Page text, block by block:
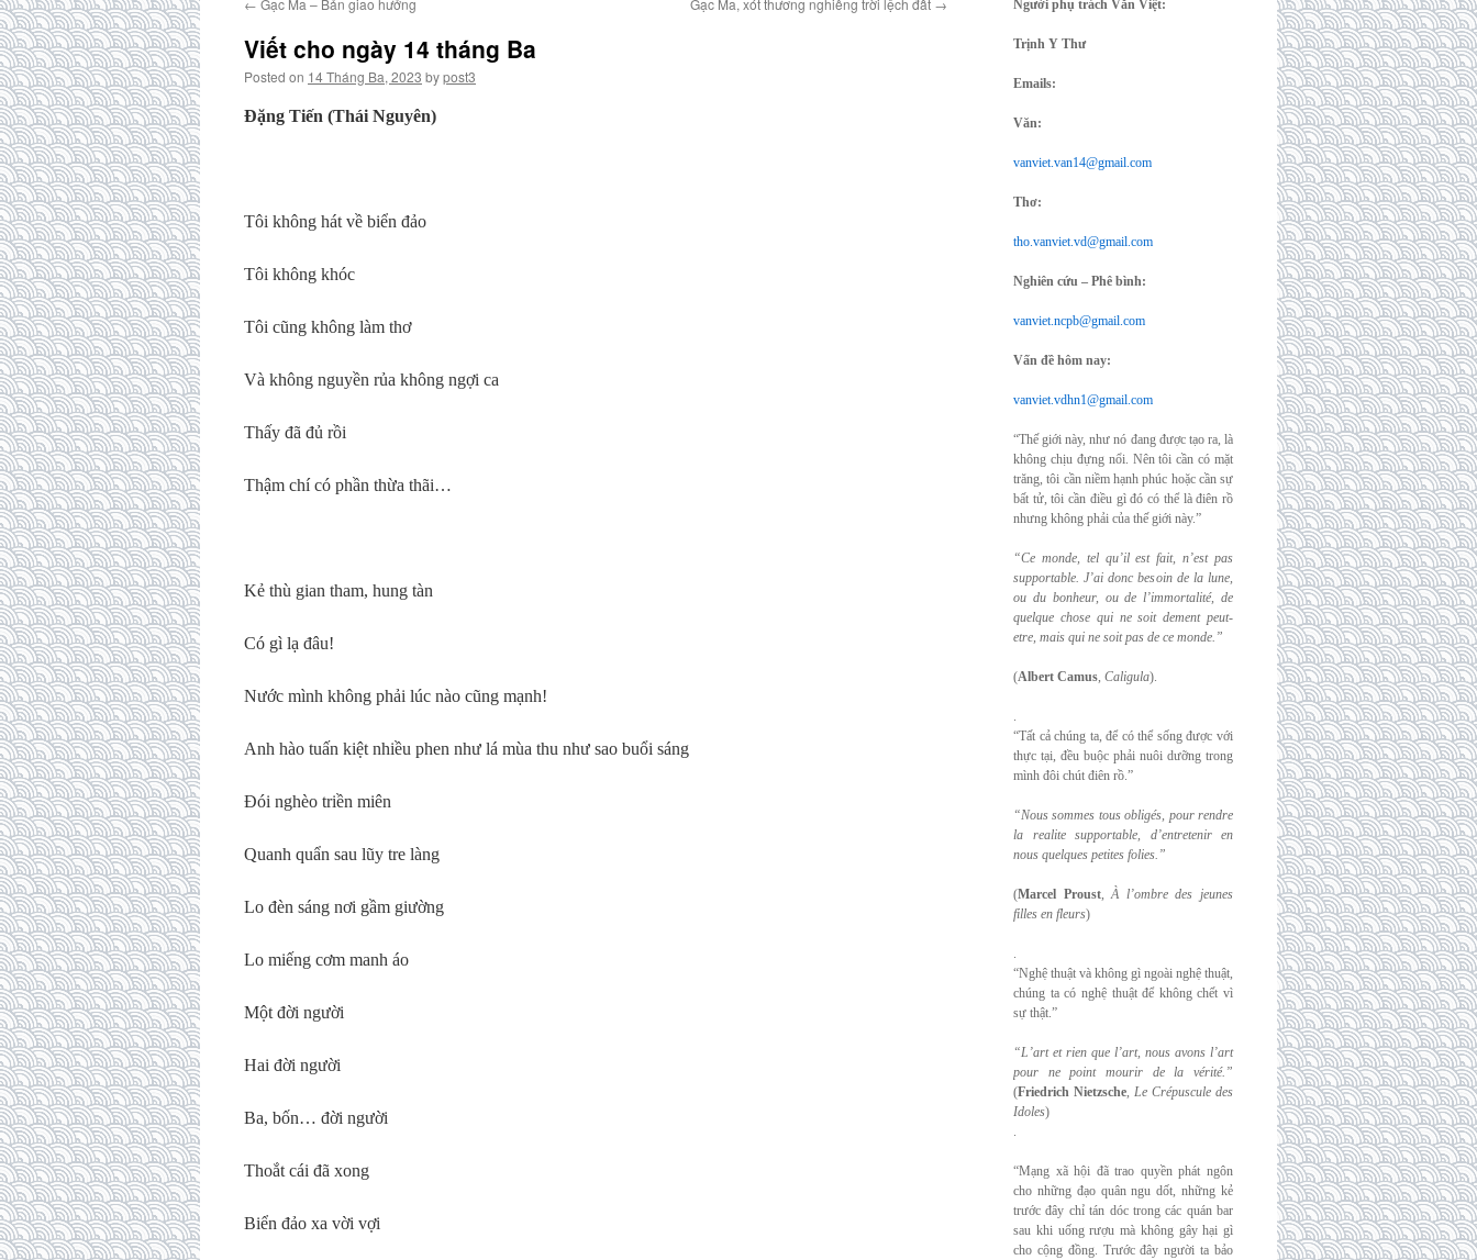
← Gạc Ma – Bản giao hưởng Gạc Ma, xót thương nghiêng trời lệch đất →
Viết cho ngày 14 tháng Ba
Posted on 14 Tháng Ba, 2023 bypost3
Đặng Tiến (Thái Nguyên)
Tôi không hát về biển đảo
Tôi không khóc
Tôi cũng không làm thơ
Và không nguyền rủa không ngợi ca
Thấy đã đủ rồi
Thậm chí có phần thừa thãi…
Kẻ thù gian tham, hung tàn
Có gì lạ đâu!
Nước mình không phải lúc nào cũng mạnh!
Anh hào tuấn kiệt nhiều phen như lá mùa thu như sao buổi sáng
Đói nghèo triền miên
Quanh quẩn sau lũy tre làng
Lo đèn sáng nơi gầm giường
Lo miếng cơm manh áo
Một đời người
Hai đời người
Ba, bốn… đời người
Thoắt cái đã xong
Biển đảo xa vời vợi
Người phụ trách Văn Việt:
Trịnh Y Thư
Emails:
Văn:
vanviet.van14@gmail.com
Thơ:
tho.vanviet.vd@gmail.com
Nghiên cứu – Phê bình:
vanviet.ncpb@gmail.com
Vấn đề hôm nay:
vanviet.vdhn1@gmail.com
“Thế giới này, như nó đang được tạo ra, là
không chịu đựng nổi. Nên tôi cần có mặt
trăng, tôi cần niềm hạnh phúc hoặc cần sự
bất tử, tôi cần điều gì đó có thể là điên rồ
nhưng không phải của thế giới này.”
“Ce monde, tel qu’il est fait, n’est pas
supportable. J’ai donc besoin de la lune,
ou du bonheur, ou de l’immortalité, de
quelque chose qui ne soit dement peut-
etre, mais qui ne soit pas de ce monde.”
(Albert Camus, Caligula).
.
“Tất cả chúng ta, để có thể sống được với
thực tại, đều buộc phải nuôi dưỡng trong
mình đôi chút điên rồ.”
“Nous sommes tous obligés, pour rendre
la realite supportable, d’entretenir en
nous quelques petites folies.”
(Marcel Proust,À l’ombre des jeunes
filles en fleurs)
.
“Nghệ thuật và không gì ngoài nghệ thuật,
chúng ta có nghệ thuật để không chết vì
sự thật.”
“L’art et rien que l’art, nous avons l’art
pour ne point mourir de la vérité.”
(Friedrich Nietzsche, Le Crépuscule des
Idoles)
.
“Mạng xã hội đã trao quyền phát ngôn
cho những đạo quân ngu dốt, những kẻ
trước đây chỉ tán dóc trong các quán bar
sau khi uống rượu mà không gây hại gì
cho cộng đồng. Trước đây người ta bảo